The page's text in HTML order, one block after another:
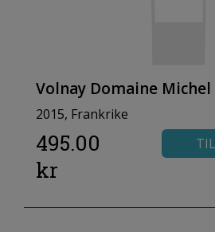
Volnay Domaine
2015, Frankrike
495.00
kr